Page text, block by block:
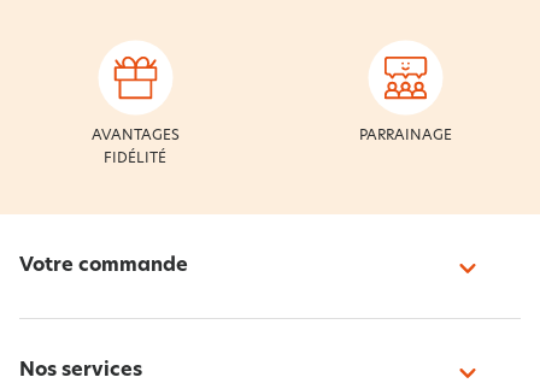
AVANTAGES
FIDÉLITÉ
PARRAINAGE
Votre commande
Nos services